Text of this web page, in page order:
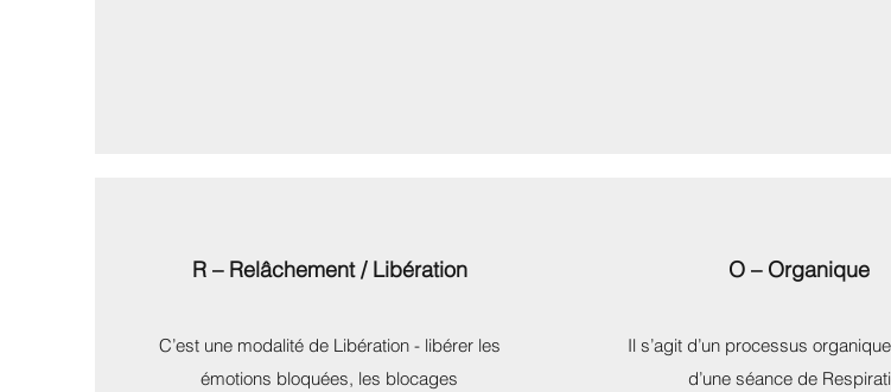
R – Relâchement / Libération
C’est une modalité de Libération - libérer les
émotions bloquées, les blocages
O – Organique
Il s’agit d’un processus
d’une séance de